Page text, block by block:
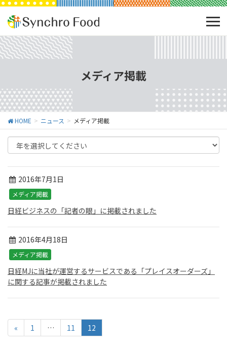
メディア掲載
HOME ニュース メディア掲載
2016年7月1日
メディア掲載
日経ビジネスの「記者の眼」に掲載されました
2016年4月18日
メディア掲載
日経MJに当社が運営するサービスである「プレイスオーダーズ」
に関する記事が掲載されました
« 1 … 11 12